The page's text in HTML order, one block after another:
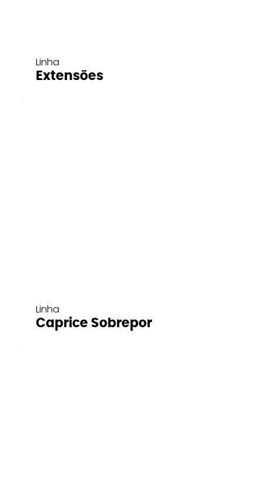
Linha
Extensões
Linha
Caprice Sobrepor